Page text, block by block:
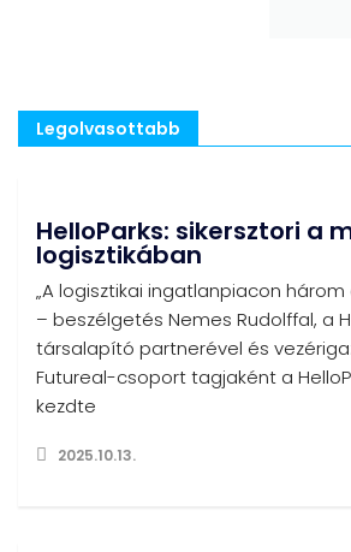
Legolvasottabb
HelloParks: sikersztori a
logisztikában
„A logisztikai ingatlanpiacon három
– beszélgetés Nemes Rudolffal, a
társalapító partnerével és
Futureal-csoport tagjaként a
kezdte
2025.10.13.